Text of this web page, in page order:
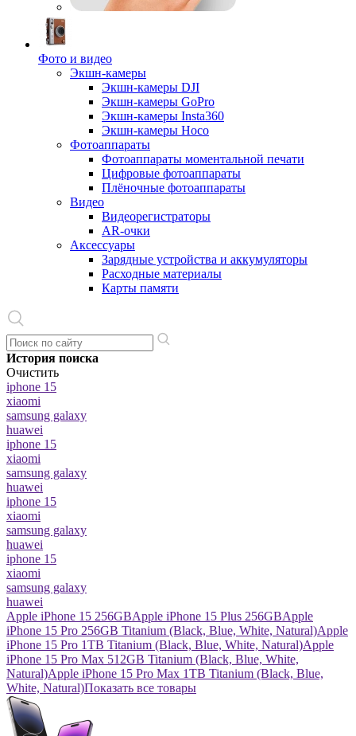
Фото и видео
Экшн-камеры
Экшн-камеры DJI
Экшн-камеры GoPro
Экшн-камеры Insta360
Экшн-камеры Hoco
Фотоаппараты
Фотоаппараты моментальной печати
Цифровые фотоаппараты
Плёночные фотоаппараты
Видео
Видеорегистраторы
AR-очки
Аксессуары
Зарядные устройства и аккумуляторы
Расходные материалы
Карты памяти
История поиска
Очистить
iphone 15
xiaomi
samsung galaxy
huawei
iphone 15
xiaomi
samsung galaxy
huawei
iphone 15
xiaomi
samsung galaxy
huawei
iphone 15
xiaomi
samsung galaxy
huawei
Apple iPhone 15 256GBApple iPhone 15 Plus 256GBApple
iPhone 15 Pro 256GB Titanium (Black, Blue, White, Natural)Apple
iPhone 15 Pro 1TB Titanium (Black, Blue, White, Natural)Apple
iPhone 15 Pro Max 512GB Titanium (Black, Blue, White,
Natural)Apple iPhone 15 Pro Max 1TB Titanium (Black, Blue,
White, Natural)Показать все товары